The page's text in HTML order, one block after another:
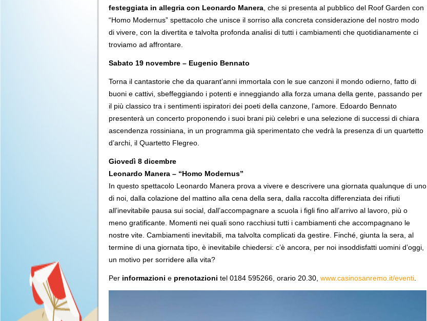
festeggiata in allegria con Leonardo Manera , che si presenta al pubblico del Roof Garden con
“Homo Modernus” spettacolo che unisce il sorriso alla concreta considerazione del nostro modo
di vivere, con la divertita e talvolta profonda analisi di tutti i cambiamenti che quotidianamente ci
troviamo ad affrontare.
Sabato 19 novembre – Eugenio Bennato
Torna il cantastorie che da quarant’anni immortala con le sue canzoni il mondo odierno, fatto di
buoni e cattivi, sbeffeggiando i potenti e inneggiando alla forza umana della gente, passando per
il più classico tra i sentimenti ispiratori dei poeti della canzone, l’amore. Edoardo Bennato
presenterà un concerto proponendo i suoi brani più celebri e una selezione di successi di chiara
ascendenza rossiniana, in un programma già sperimentato che vedrà la presenza di un quartetto
d’archi, il Quartetto Flegreo.
Giovedì 8 dicembre
Leonardo Manera – “Homo Modernus”
In questo spettacolo Leonardo Manera prova a vivere e descrivere una giornata qualunque di uno
di noi, dalla colazione del mattino alla cena della sera, dalla raccolta differenziata dei rifiuti
all’inevitabile pausa sui social, dall’accompagnare a scuola i figli fino all’arrivo al lavoro, più o
meno gratificante. Momenti nei quali sono racchiusi tutti i cambiamenti che accompagnano le
nostre vite. Cambiamenti inevitabili, ma talvolta complicati da gestire. Finché, giunta la sera, al
termine di una giornata tipo, è inevitabile chiedersi: c’è ancora, per noi insoddisfatti uomini d’oggi,
un motivo per sorridere alla vita?
Per informazioni e prenotazioni tel 0184 595266, orario 20.30, www.casinosanremo.it/eventi